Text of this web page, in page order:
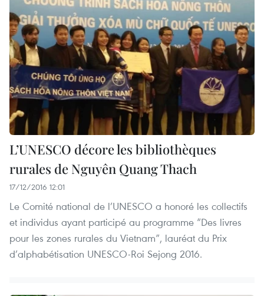
L’UNESCO décore les bibliothèques
rurales de Nguyên Quang Thach
17/12/2016 12:01
Le Comité national de l’UNESCO a honoré les collectifs
et individus ayant participé au programme “Des livres
pour les zones rurales du Vietnam”, lauréat du Prix
d’alphabétisation UNESCO-Roi Sejong 2016.